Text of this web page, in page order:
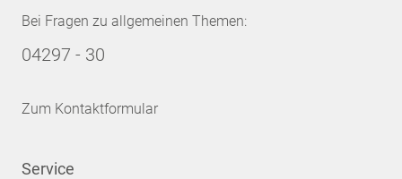
Bei Fragen zu allgemeinen Themen:
04297 - 30
Zum Kontaktformular
Service